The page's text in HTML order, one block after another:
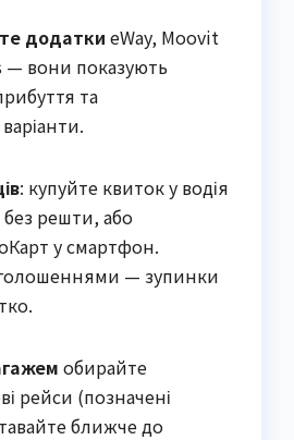
додатки eWay, Moovit
— вони показують
та
: купуйте квиток у водія
решти, або
у смартфон.
— зупинки
обирайте
рейси (позначені
ближче до